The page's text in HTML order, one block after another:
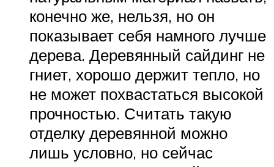
конечно же, нельзя, но он
показывает себя намного лучше
дерева. Деревянный сайдинг не
гниет, хорошо держит тепло, но
не может похвастаться высокой
прочностью. Считать такую
отделку деревянной можно
лишь условно, но сейчас